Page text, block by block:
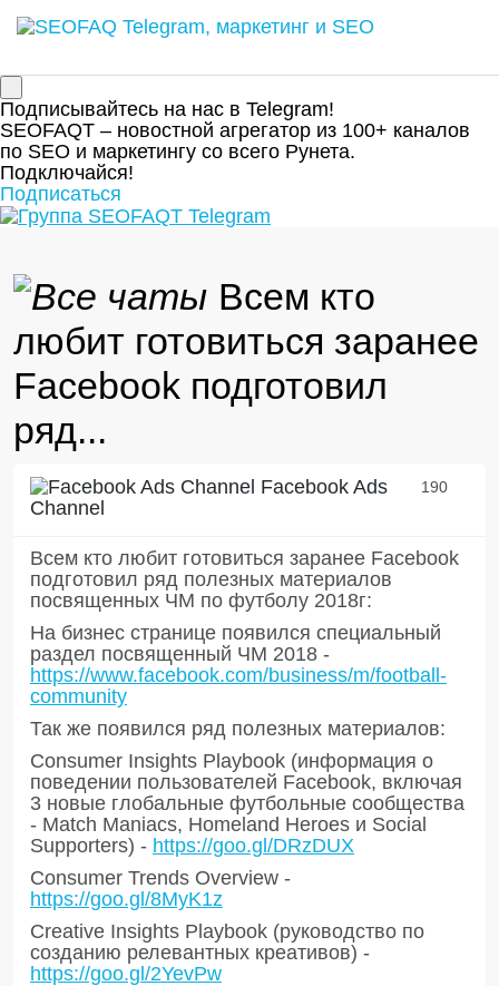
Подписывайтесь на нас в Telegram!
SEOFAQT – новостной агрегатор из 100+ каналов
по SEO и маркетингу со всего Рунета.
Подключайся!
Подписаться
Всем кто
любит готовиться заранее
Facebook подготовил
ряд...
Facebook Ads
Channel
190
Всем кто любит готовиться заранее Facebook
подготовил ряд полезных материалов
посвященных ЧМ по футболу 2018г:
На бизнес странице появился специальный
раздел посвященный ЧМ 2018 -
https://www.facebook.com/business/m/football-
community
Так же появился ряд полезных материалов:
Consumer Insights Playbook (информация о
поведении пользователей Facebook, включая
3 новые глобальные футбольные сообщества
- Match Maniacs, Homeland Heroes и Social
Supporters) - https://goo.gl/DRzDUX
Consumer Trends Overview -
https://goo.gl/8MyK1z
Creative Insights Playbook (руководство по
созданию релевантных креативов) -
https://goo.gl/2YevPw